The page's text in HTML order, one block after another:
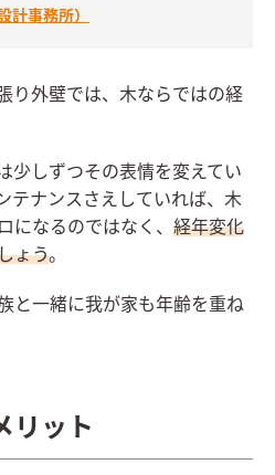
計事務所）
り外壁では、木ならではの経
少しずつその表情を変えてい
テナンスさえしていれば、木
になるのではなく、 経年変化
ょう。
と一緒に我が家も年齢を重ね
リット